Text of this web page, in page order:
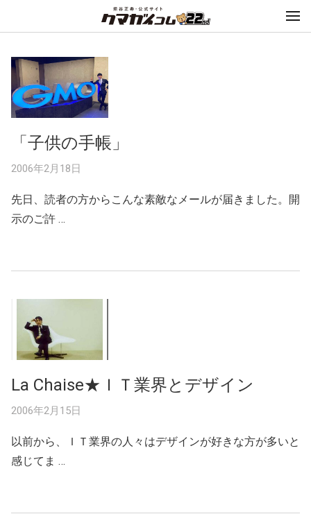
「子供の手帳」
2006年2月18日
先日、読者の方からこんな素敵なメールが届きました。開
示のご許 …
La Chaise★ＩＴ業界とデザイン
2006年2月15日
以前から、ＩＴ業界の人々はデザインが好きな方が多いと
感じてま …